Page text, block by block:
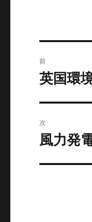
稿
ゲ
前
前
投
稿:
英国環
次
次
投
風力発